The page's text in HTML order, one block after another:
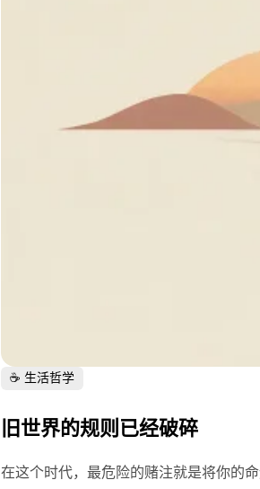
☕️ 生活哲学
旧世界的规则已经破碎
在这个时代，最危险的赌注就是将你的